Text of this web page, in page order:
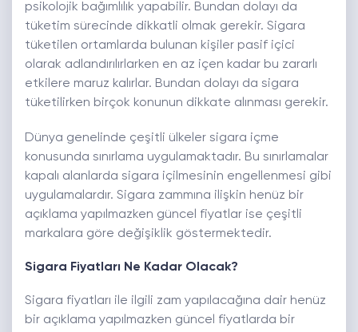
psikolojik bağımlılık yapabilir. Bundan dolayı da
tüketim sürecinde dikkatli olmak gerekir. Sigara
tüketilen ortamlarda bulunan kişiler pasif içici
olarak adlandırılırlarken en az içen kadar bu zararlı
etkilere maruz kalırlar. Bundan dolayı da sigara
tüketilirken birçok konunun dikkate alınması gerekir.
Dünya genelinde çeşitli ülkeler sigara içme
konusunda sınırlama uygulamaktadır. Bu sınırlamalar
kapalı alanlarda sigara içilmesinin engellenmesi gibi
uygulamalardır. Sigara zammına ilişkin henüz bir
açıklama yapılmazken güncel fiyatlar ise çeşitli
markalara göre değişiklik göstermektedir.
Sigara Fiyatları Ne Kadar Olacak?
Sigara fiyatları ile ilgili zam yapılacağına dair henüz
bir açıklama yapılmazken güncel fiyatlarda bir